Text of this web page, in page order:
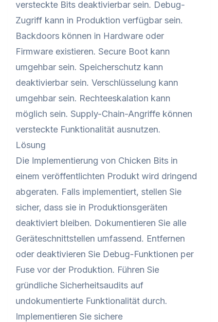
versteckte Bits deaktivierbar sein. Debug-
Zugriff kann in Produktion verfügbar sein.
Backdoors können in Hardware oder
Firmware existieren. Secure Boot kann
umgehbar sein. Speicherschutz kann
deaktivierbar sein. Verschlüsselung kann
umgehbar sein. Rechteeskalation kann
möglich sein. Supply-Chain-Angriffe können
versteckte Funktionalität ausnutzen.
Lösung
Die Implementierung von Chicken Bits in
einem veröffentlichten Produkt wird dringend
abgeraten. Falls implementiert, stellen Sie
sicher, dass sie in Produktionsgeräten
deaktiviert bleiben. Dokumentieren Sie alle
Geräteschnittstellen umfassend. Entfernen
oder deaktivieren Sie Debug-Funktionen per
Fuse vor der Produktion. Führen Sie
gründliche Sicherheitsaudits auf
undokumentierte Funktionalität durch.
Implementieren Sie sichere